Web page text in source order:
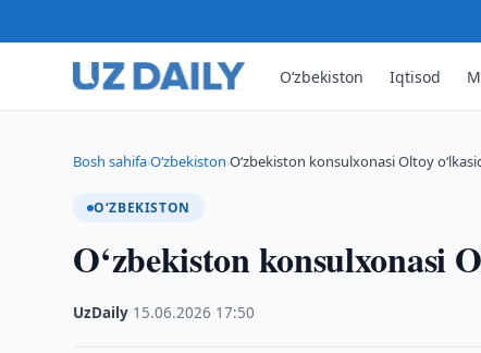
O‘zbekiston Iqtisod
Bosh sahifa›O‘zbekiston›O‘zbekiston konsulxonasi Oltoy
O‘ZBEKISTON
O‘zbekiston konsulxonasi
UzDaily 15.06.2026 17:50